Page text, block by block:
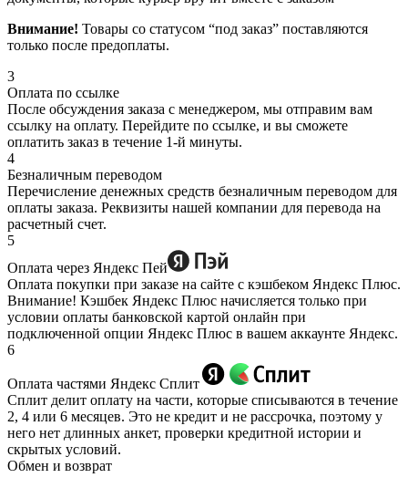
Внимание! Товары со статусом “под заказ” поставляются
только после предоплаты.
3
Оплата по ссылке
После обсуждения заказа с менеджером, мы отправим вам
ссылку на оплату. Перейдите по ссылке, и вы сможете
оплатить заказ в течение 1-й минуты.
4
Безналичным переводом
Перечисление денежных средств безналичным переводом для
оплаты заказа. Реквизиты нашей компании для перевода на
расчетный счет.
5
Оплата через Яндекс Пей
Оплата покупки при заказе на сайте с кэшбеком Яндекс Плюс.
Внимание! Кэшбек Яндекс Плюс начисляется только при
условии оплаты банковской картой онлайн при
подключенной опции Яндекс Плюс в вашем аккаунте Яндекс.
6
Оплата частями Яндекс Сплит
Сплит делит оплату на части, которые списываются в течение
2, 4 или 6 месяцев. Это не кредит и не рассрочка, поэтому у
него нет длинных анкет, проверки кредитной истории и
скрытых условий.
Обмен и возврат